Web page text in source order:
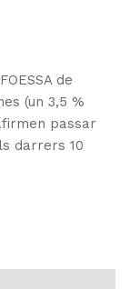
de
(un 3,5 %
passar
darrers 10